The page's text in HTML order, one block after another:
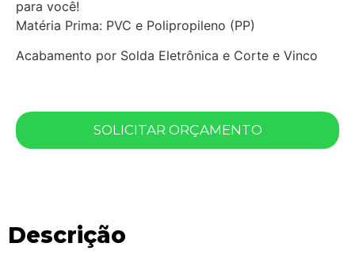
SOLICITAR ORÇAMENTO
para você!
Matéria Prima: PVC e Polipropileno (PP)
Acabamento por Solda Eletrônica e Corte e Vinco
Descrição